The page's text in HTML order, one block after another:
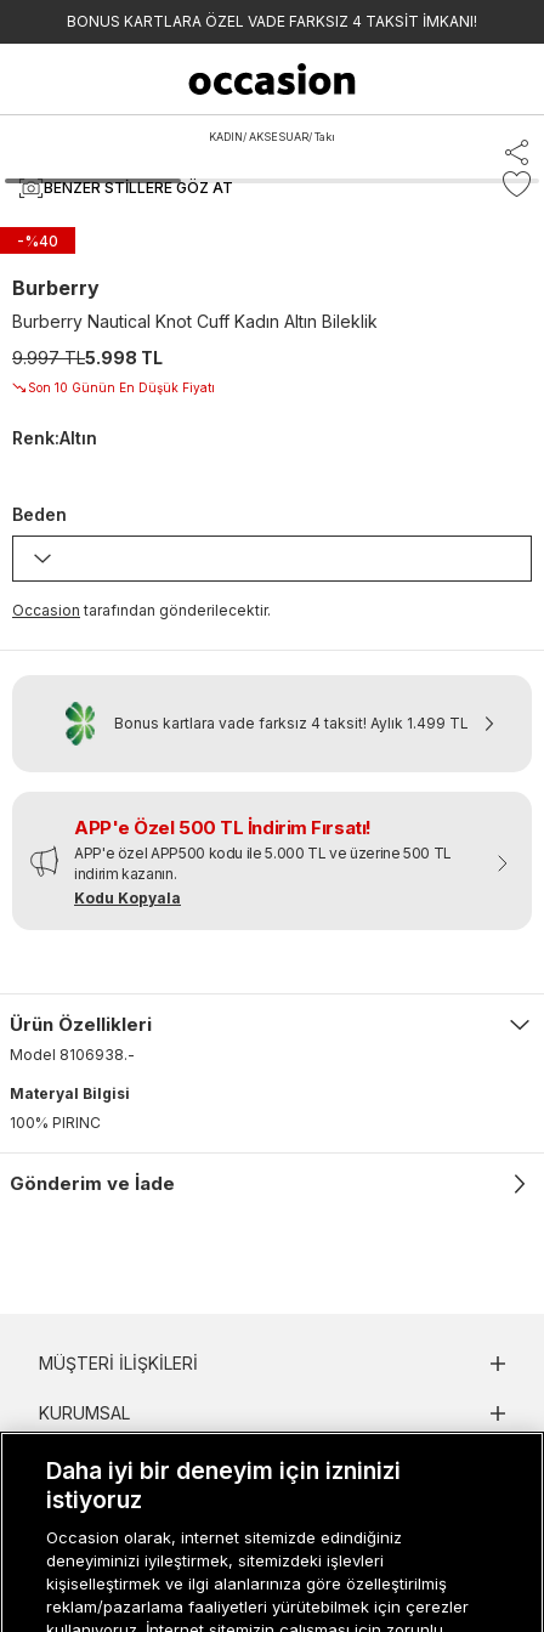
BONUS KARTLARA ÖZEL VADE FARKSIZ 4 TAKSİT İMKANI!
KADIN/AKSESUAR/Takı
BENZER STILLERE GÖZ AT
-%40
Burberry
Burberry Nautical Knot Cuff Kadın Altın Bileklik
9.997 TL5.998 TL
Son 10 Günün En Düşük Fiyatı
Renk:Altın
Beden
Occasion tarafından gönderilecektir.
Bonus kartlara vade farksız 4 taksit! Aylık 1.499 TL
APP'e Özel 500 TL İndirim Fırsatı!
APP'e özel APP500 kodu ile 5.000 TL ve üzerine 500 TL
indirim kazanın.
Kodu Kopyala
Ürün Özellikleri
Model 8106938.-
Materyal Bilgisi
100% PIRINC
Gönderim ve İade
MÜŞTERI İLIŞKILERI
KURUMSAL
KADIN KATEGORILER
GRUP MARKALAR
ERKEK KATEGORILER
Daha iyi bir deneyim için izninizi
istiyoruz
Occasion olarak, internet sitemizde edindiğiniz
deneyiminizi iyileştirmek, sitemizdeki işlevleri
kişiselleştirmek ve ilgi alanlarınıza göre özelleştirilmiş
reklam/pazarlama faaliyetleri yürütebilmek için çerezler